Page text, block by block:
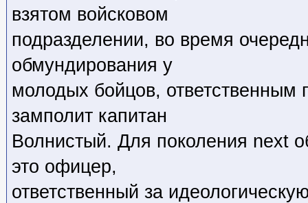
взятом войсковом
подразделении, во время
обмундирования у
молодых бойцов, ответственным
замполит капитан
Волнистый. Для поколения next
это офицер,
ответственный за